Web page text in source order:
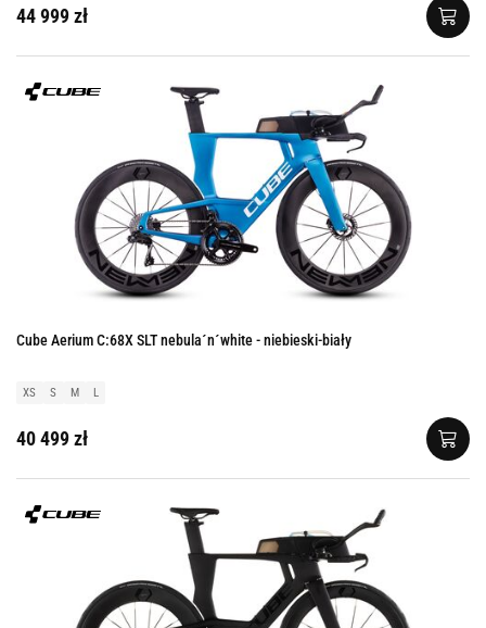
44 999 zł
Cube Aerium C:68X SLT nebula´n´white - niebieski-biały
XS S M L
40 499 zł